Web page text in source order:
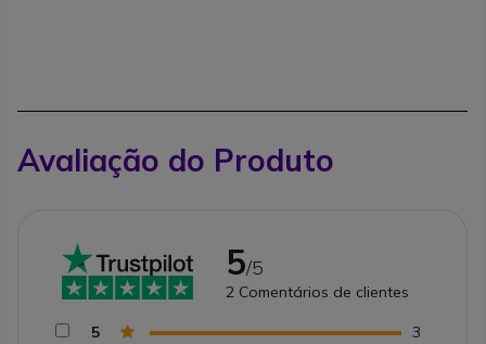
Avaliação do Produto
5/5
2 Comentários de clientes
5
3